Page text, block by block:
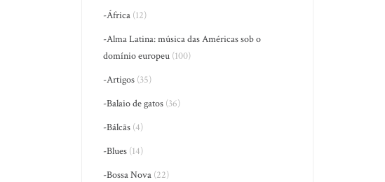
-África (12)
-Alma Latina: música das Américas sob o
domínio europeu (100)
-Artigos (35)
-Balaio de gatos (36)
-Bálcãs (4)
-Blues (14)
-Bossa Nova (22)